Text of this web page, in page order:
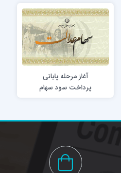
آغاز مرحله پایانی
پرداخت سود سهام
عدالت عملکرد سال
اردیبهشت